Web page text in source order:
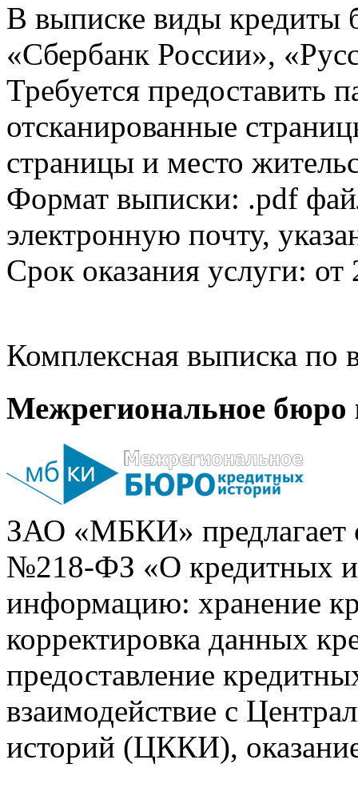
В выписке виды кредиты
«Сбербанк России»,
Требуется предоставить
отсканированные
страницы и место
Формат выписки: .pdf
электронную почту,
Срок оказания услуги: от
Комплексная выписка
Межрегиональное бюро
ЗАО «МБКИ» предлагает
№218-ФЗ «О кредитных
информацию: хранение
корректировка данных
предоставление
взаимодействие с
историй (ЦККИ),